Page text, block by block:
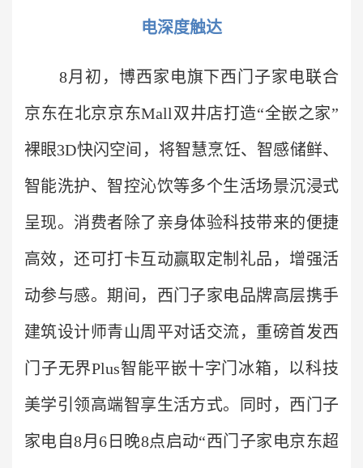
电深度触达
8月初，博西家电旗下西门子家电联合
京东在北京京东Mall双井店打造“全嵌之家”
裸眼3D快闪空间，将智慧烹饪、智感储鲜、
智能洗护、智控沁饮等多个生活场景沉浸式
呈现。消费者除了亲身体验科技带来的便捷
高效，还可打卡互动赢取定制礼品，增强活
动参与感。期间，西门子家电品牌高层携手
建筑设计师青山周平对话交流，重磅首发西
门子无界Plus智能平嵌十字门冰箱，以科技
美学引领高端智享生活方式。同时，西门子
家电自8月6日晚8点启动“西门子家电京东超